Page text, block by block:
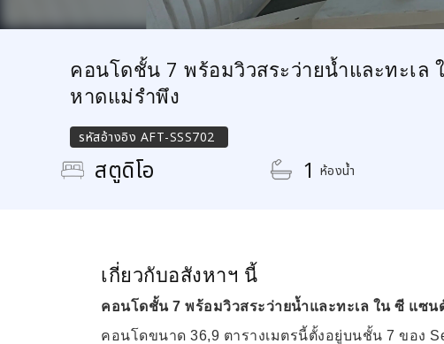
คอนโดชั้น 7 พร้อมวิวสระว่ายน้ำและทะเล
หาดแม่รำพึง
รหัสอ้างอิง AFT-SSS702
สตูดิโอ 1 ห้องน้ำ
เกี่ยวกับอสังหาฯ นี้
คอนโดชั้น 7 พร้อมวิวสระว่ายน้ำและทะเล ใน ซี แซ
คอนโดขนาด 36,9 ตารางเมตรนี้ตั้งอยู่บนชั้น 7 ของ